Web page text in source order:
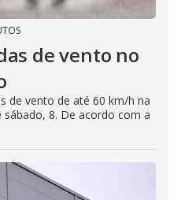
de vento no
de vento de até 60 km/h na
sábado, 8. De acordo com a